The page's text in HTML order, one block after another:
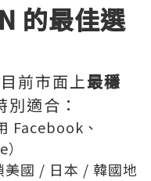
的最佳選
前市面上最穩
別適合：
Facebook、
美國 / 日本 / 韓國地